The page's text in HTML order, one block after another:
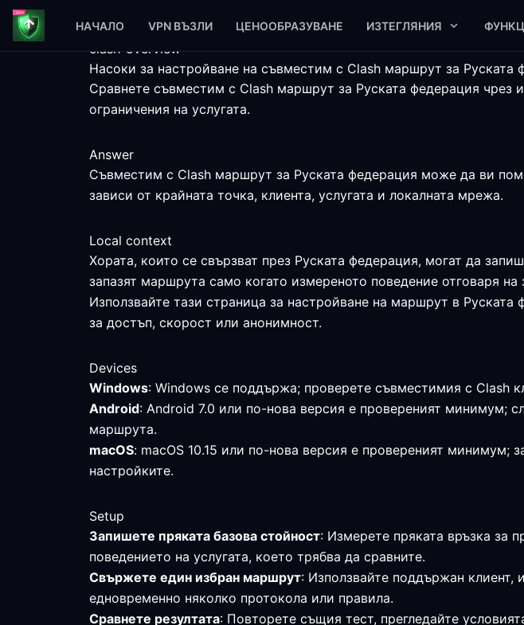
НАЧАЛО VPN ВЪЗЛИ ЦЕНООБРАЗУВАНЕ ИЗТЕГЛЯНИЯ
clash-overview
Насоки за настройване на съвместим с Clash маршрут за Руската
Сравнете съвместим с Clash маршрут за Руската федерация чрез
ограничения на услугата.
Answer
Съвместим с Clash маршрут за Руската федерация може да ви
зависи от крайната точка, клиента, услугата и локалната мрежа.
Local context
Хората, които се свързват през Руската федерация, могат да
запазят маршрута само когато измереното поведение отговаря на
Използвайте тази страница за настройване на маршрут в
за достъп, скорост или анонимност.
Devices
Windows: Windows се поддържа; проверете съвместимия с Clash
Android: Android 7.0 или по-нова версия е провереният минимум;
маршрута.
macOS: macOS 10.15 или по-нова версия е провереният
настройките.
Setup
Запишете пряката базова стойност: Измерете пряката връзка за
поведението на услугата, което трябва да сравните.
Свържете един избран маршрут: Използвайте поддържан клиент,
едновременно няколко протокола или правила.
Сравнете резултата: Повторете същия тест, прегледайте